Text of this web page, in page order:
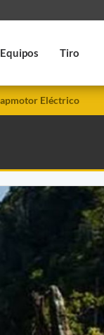
Equipos Tiro
Eléctrico